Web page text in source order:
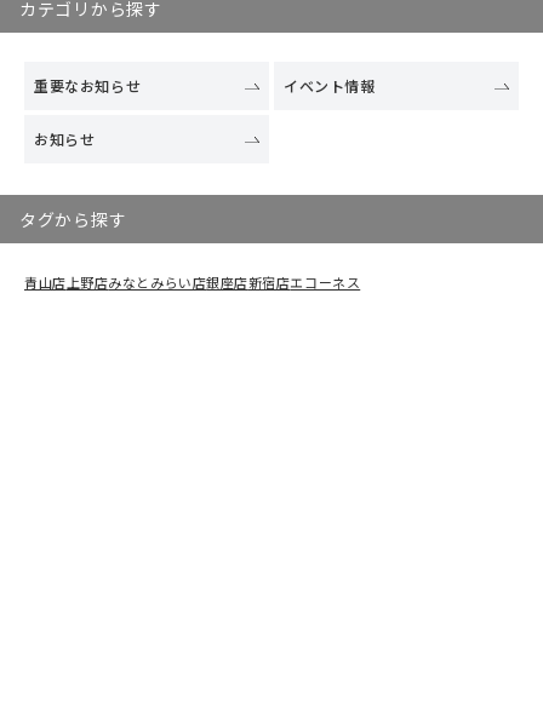
カテゴリから探す
重要なお知らせ イベント情報
お知らせ
タグから探す
青山店 上野店みなとみらい店銀座店新宿店エコーネス